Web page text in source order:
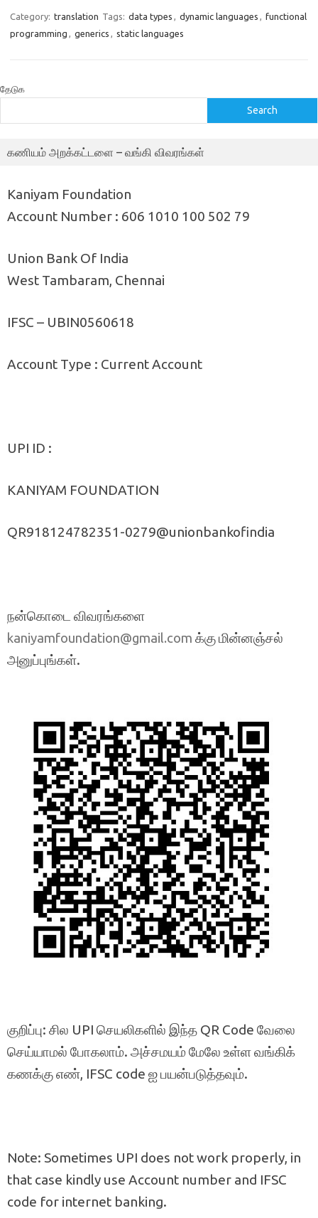
Category: translation Tags: data types , dynamic languages , functional
programming , generics , static languages
தேடுக
Search
கணியம் அறக்கட்டளை – வங்கி விவரங்கள்
Kaniyam Foundation
Account Number : 606 1010 100 502 79
Union Bank Of India
West Tambaram, Chennai
IFSC – UBIN0560618
Account Type : Current Account
UPI ID :
KANIYAM FOUNDATION
QR918124782351-0279@unionbankofindia
நன்கொடை விவரங்களை
kaniyamfoundation@gmail.com க்கு மின்னஞ்சல்
அனுப்புங்கள்.
குறிப்பு: சில UPI செயலிகளில் இந்த QR Code வேலை
செய்யாமல் போகலாம். அச்சமயம் மேலே உள்ள வங்கிக்
கணக்கு எண், IFSC code ஐ பயன்படுத்தவும்.
Note: Sometimes UPI does not work properly, in
that case kindly use Account number and IFSC
code for internet banking.